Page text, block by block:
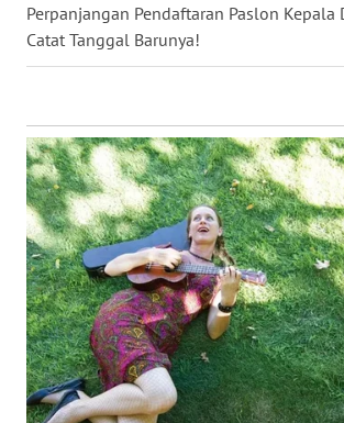
Perpanjangan Pendaftaran Paslon Kepala
Catat Tanggal Barunya!
WN
NIAS
WN
TAPANULI
SELATAN
WN
TANJUNG
LESUNG
WN
KARO